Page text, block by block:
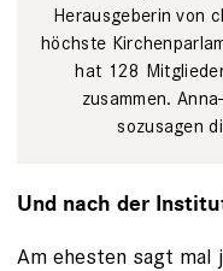
Herausgeberin von
höchste
hat 128
zusammen.
sozusagen
Und nach der
Am ehesten sagt mal